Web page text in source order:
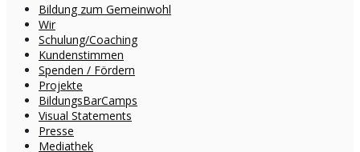
Bildung zum Gemeinwohl
Wir
Schulung/Coaching
Kundenstimmen
Spenden / Fördern
Projekte
BildungsBarCamps
Visual Statements
Presse
Mediathek